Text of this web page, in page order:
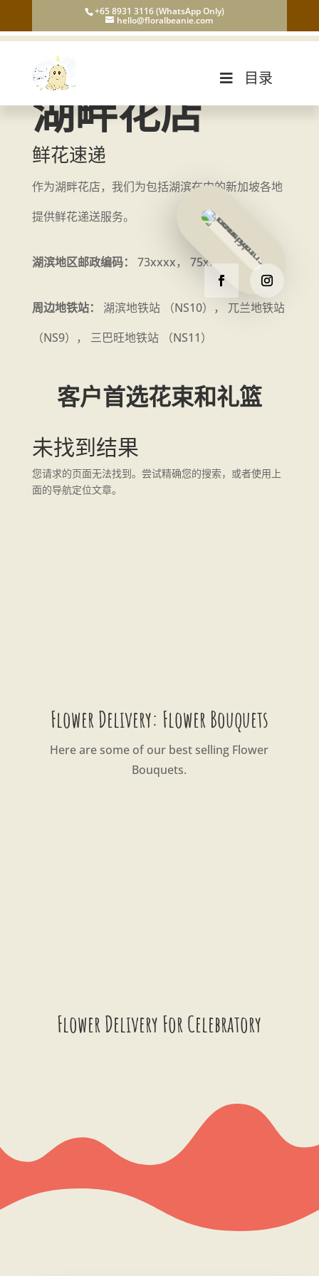
+65 8931 3116 (WhatsApp Only)
hello@floralbeanie.com
目录
湖畔花店
鲜花速递
作为湖畔花店，我们为包括湖滨在内的新加坡各地
提供鲜花递送服务。
湖滨地区邮政编码： 73xxxx， 75xxxx
周边地铁站：
湖滨地铁站 （NS10）， 兀兰地铁站
（NS9）， 三巴旺地铁站 （NS11）
客户首选花束和礼篮
未找到结果
您请求的页面无法找到。尝试精确您的搜索，或者使用上
面的导航定位文章。
Flower Delivery: Flower Bouquets
Here are some of our best selling Flower
Bouquets.
Flower Delivery For Celebratory